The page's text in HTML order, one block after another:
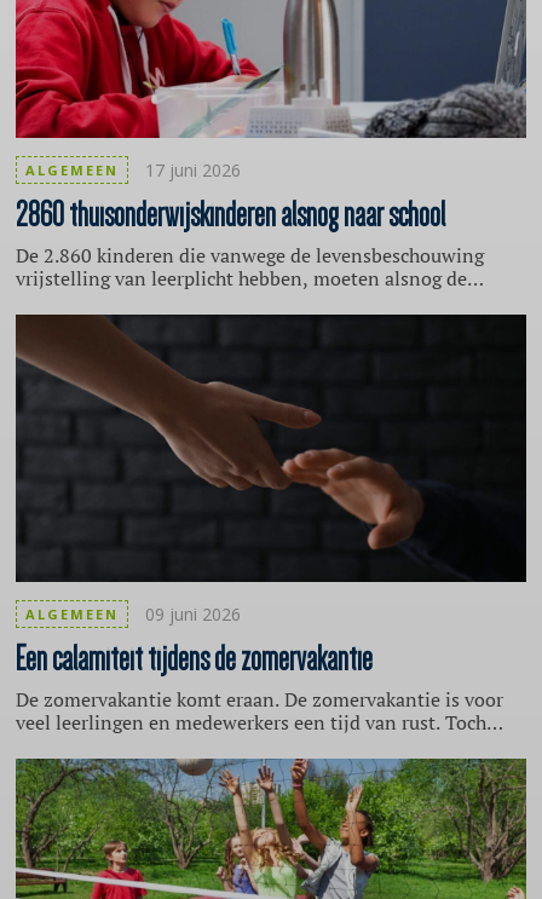
2860thuisonderwijskinderenalsnog naar school
De 2.860 kinderen die vanwege de levensbeschouwing
vrijstelling van leerplicht hebben, moeten alsnog de
zorgvuldige overgang. Dat staat in de richtlijn die
beroepsvereniging voor leerplichtprofessionals Ingrado
publiceerde. Eva de Jong (NJi): "Ouders bepalen vanuit hun
overtuiging dat thuisonderwijs beter is voor hun kind.
Maar of dat ook zo is, weet niemand behalve de ouders
ALGEMEEN 17 juni 2026
Een calamiteit tijdens de zomervakantie
De zomervakantie komt eraan. De zomervakantie is voor
veel leerlingen en medewerkers een tijd van rust. Toch
voordoen, zoals een plotseling overlijden, een ernstig
ongeluk, brand of vermissing. Op zulke momenten is het
belangrijk dat een school snel en zorgvuldig handelt. Een
goede voorbereiding maakt daarin een groot verschil. Lees
hoe je dat doet en welke ondersteuning het
Calamiteitenteam van School & Veiligheid biedt.
ALGEMEEN 09 juni 2026